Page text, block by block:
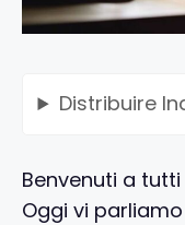
Distribuire
Benvenuti a
Oggi vi